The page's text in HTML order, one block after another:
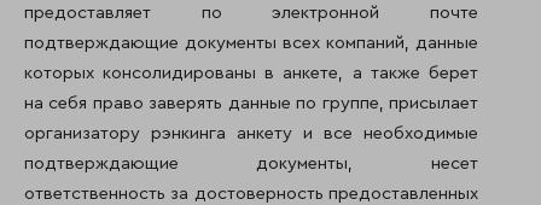
предоставляет по электронной почте
подтверждающие документы всех компаний, данные
которых консолидированы в анкете, а также берет
на себя право заверять данные по группе, присылает
организатору рэнкинга анкету и все необходимые
подтверждающие документы, несет
ответственность за достоверность предоставленных